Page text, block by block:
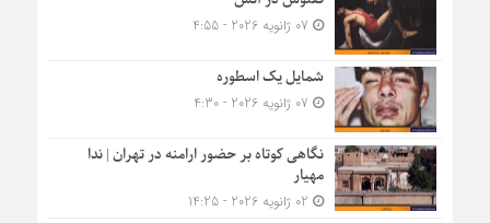
شمایل یک اسطوره
نگاهی کوتاه بر حضور ارامنه در تهران | ندا
مهیار